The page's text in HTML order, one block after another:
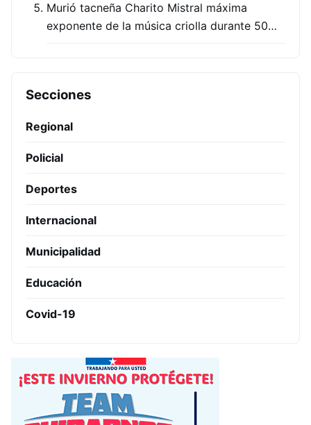
Murió tacneña Charito Mistral máxima
exponente de la música criolla durante 50…
Secciones
Regional
Policial
Deportes
Internacional
Municipalidad
Educación
Covid-19